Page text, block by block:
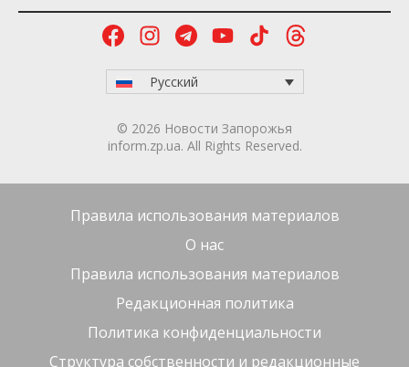
Русский
© 2026 Новости Запорожья
inform.zp.ua. All Rights Reserved.
Правила использования материалов
О нас
Правила использования материалов
Редакционная политика
Политика конфиденциальности
Структура собственности и редакционные